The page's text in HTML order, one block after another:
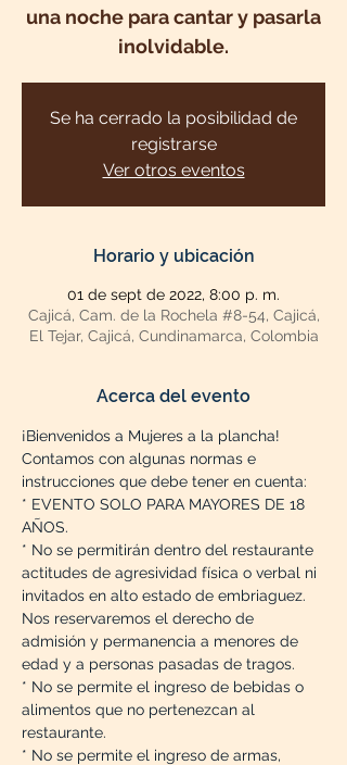
una noche para cantar y pasarla
inolvidable.
Se ha cerrado la posibilidad de
registrarse
Ver otros eventos
Horario y ubicación
01 de sept de 2022, 8:00 p. m.
Cajicá, Cam. de la Rochela #8-54, Cajicá,
El Tejar, Cajicá, Cundinamarca, Colombia
Acerca del evento
¡Bienvenidos a Mujeres a la plancha!
Contamos con algunas normas e
instrucciones que debe tener en cuenta:
* EVENTO SOLO PARA MAYORES DE 18
AÑOS.
* No se permitirán dentro del restaurante
actitudes de agresividad física o verbal ni
invitados en alto estado de embriaguez.
Nos reservaremos el derecho de
admisión y permanencia a menores de
edad y a personas pasadas de tragos.
* No se permite el ingreso de bebidas o
alimentos que no pertenezcan al
restaurante.
* No se permite el ingreso de armas,